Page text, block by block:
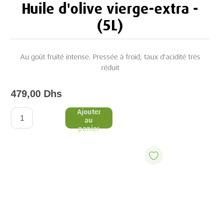
Huile d'olive vierge-extra -
(5L)
Au goût fruité intense. Pressée à froid, taux d'acidité très
réduit
479,00 Dhs
Ajouter
au
panier